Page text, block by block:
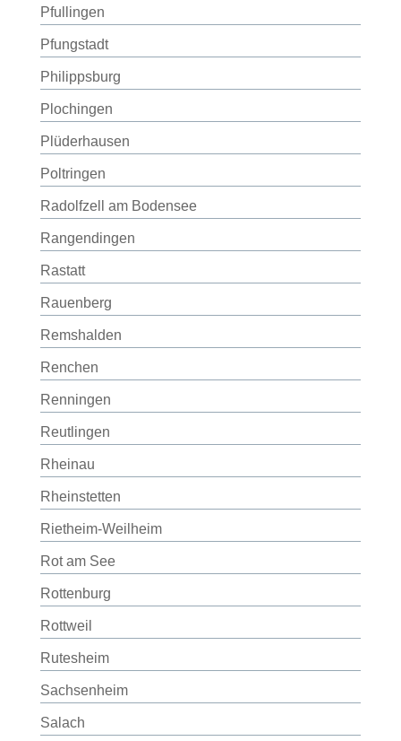
Pfullingen
Pfungstadt
Philippsburg
Plochingen
Plüderhausen
Poltringen
Radolfzell am Bodensee
Rangendingen
Rastatt
Rauenberg
Remshalden
Renchen
Renningen
Reutlingen
Rheinau
Rheinstetten
Rietheim-Weilheim
Rot am See
Rottenburg
Rottweil
Rutesheim
Sachsenheim
Salach